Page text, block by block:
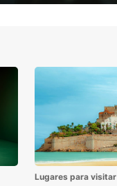
Lugares para visitar